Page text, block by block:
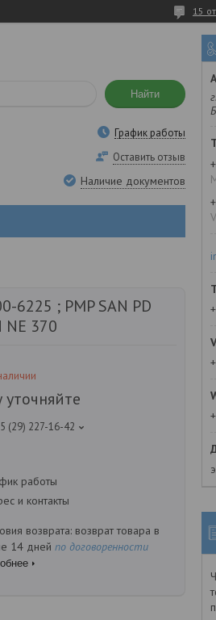
15
Найти
График работы
Оставить отзыв
Наличие документов
6225 ; PMP SAN PD
NE 370
уточняйте
(29) 227-16-42
работы
и контакты
возврат товара в
14 дней по договоренности